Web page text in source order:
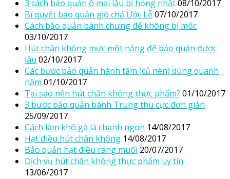
3 cách bảo quản ô mai lâu bị hỏng nhất08/10/2017
Bí quyết bảo quản giò chả Ước Lễ07/10/2017
Cách bảo quản bánh chưng để không bị mốc
03/10/2017
Hút chân không mực một nắng để bảo quản được
lâu 02/10/2017
Các bước bảo quản hành tăm (củ nén) dùng quanh
năm 01/10/2017
Tại sao nên hút chân không thực phẩm? 01/10/2017
3 bước bảo quản bánh Trung thu cực đơn giản
25/09/2017
Cách làm khô gà lá chanh ngon 14/08/2017
Hạt điều hút chân không 14/08/2017
Bảo quản hạt điều rang muối 20/07/2017
Dịch vụ hút chân không thực phẩm uy tín
13/06/2017